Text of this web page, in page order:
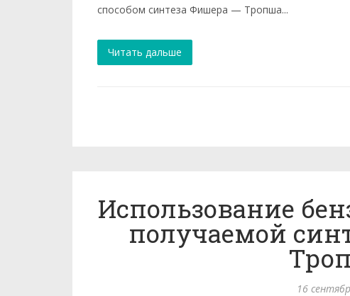
способом синтеза Фишера — Тропша...
Читать дальше
Использование
получаемой
16